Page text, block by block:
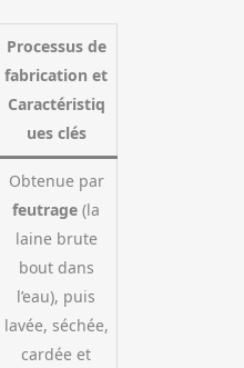
Processus de
fabrication et
Caractéristiq
ues clés
Obtenue par
feutrage (la
laine brute
bout dans
l’eau), puis
lavée, séchée,
cardée et